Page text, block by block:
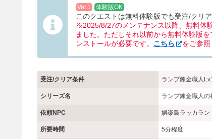
クエスト概要
※報酬などの内容は、動画収録時点のものです。
※リプレイ報酬、特訓ポイント報酬については説明を